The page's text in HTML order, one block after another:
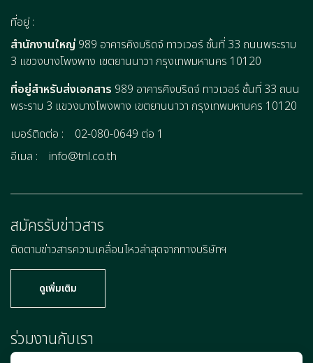
ที่อยู่ :
สำนักงานใหญ่ 989 อาคารคิงบริดจ์ ทาวเวอร์ ชั้นที่ 33 ถนนพระราม
3 แขวงบางโพงพาง เขตยานนาวา กรุงเทพมหานคร 10120
ที่อยู่สำหรับส่งเอกสาร 989 อาคารคิงบริดจ์ ทาวเวอร์ ชั้นที่ 33 ถนน
พระราม 3 แขวงบางโพงพาง เขตยานนาวา กรุงเทพมหานคร 10120
เบอร์ติดต่อ :
02-080-0649 ต่อ 1
อีเมล :
info@tnl.co.th
สมัครรับข่าวสาร
ติดตามข่าวสารความเคลื่อนไหวล่าสุดจากทางบริษัทฯ
ดูเพิ่มเติม
ร่วมงานกับเรา